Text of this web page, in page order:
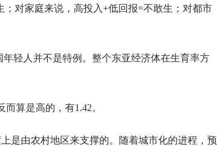
对家庭来说，高投入+低回报=不敢生；对都市
轻人并不是特例。整个东亚经济体在生育率方
算是高的，有1.42。
是由农村地区来支撑的。随着城市化的进程，预